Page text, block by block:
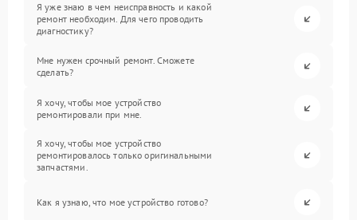
Я уже знаю в чем неисправность и какой
ремонт необходим. Для чего проводить
диагностику?
Мне нужен срочный ремонт. Сможете
сделать?
Я хочу, чтобы мое устройство
ремонтировали при мне.
Я хочу, чтобы мое устройство
ремонтировалось только оригинальными
запчастями.
Как я узнаю, что мое устройство готово?